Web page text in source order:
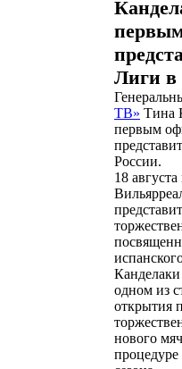
Лиги в
ТВ» Тина
первым
России.
18
одном из
открытия
нового
процедуре